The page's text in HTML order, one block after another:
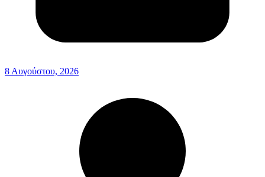
8 Αυγούστου, 2026